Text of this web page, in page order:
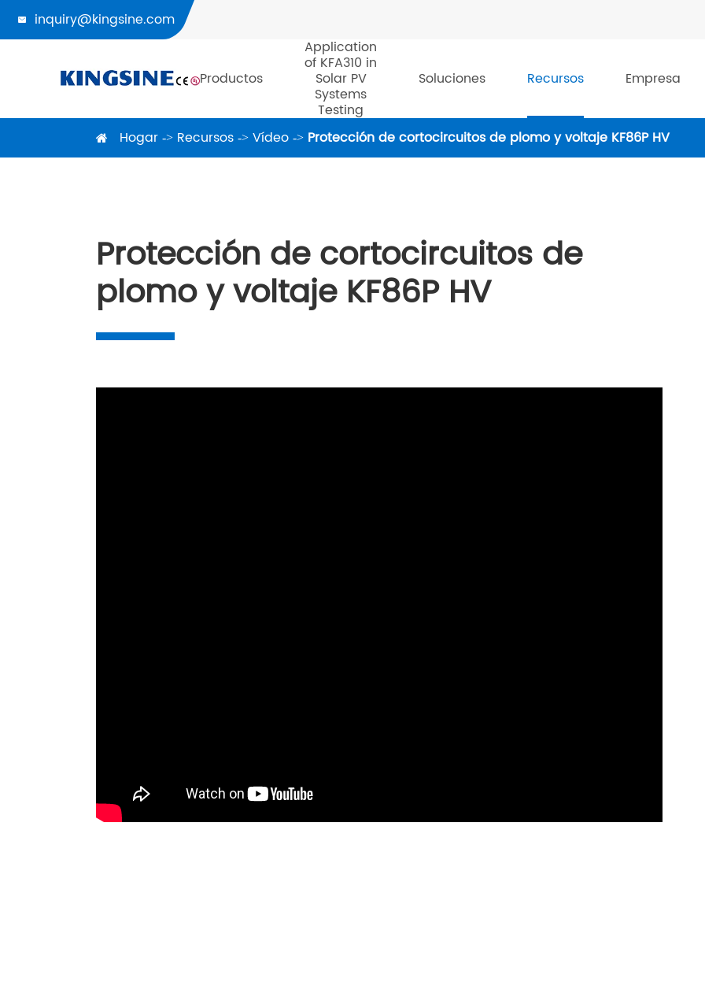
 inquiry@kingsine.com
Productos
Application
of KFA310 in
Solar PV
Systems
Testing
Soluciones Recursos Empresa
Hogar Recursos Vídeo Protección de cortocircuitos de plomo y voltaje KF86P HV
Protección de cortocircuitos de
plomo y voltaje KF86P HV